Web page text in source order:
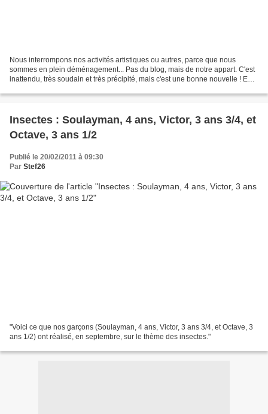
Nous interrompons nos activités artistiques ou autres, parce que nous
sommes en plein déménagement... Pas du blog, mais de notre appart. C'est
inattendu, très soudain et très précipité, mais c'est une bonne nouvelle ! En
Insectes : Soulayman, 4 ans, Victor, 3 ans 3/4, et
Octave, 3 ans 1/2
Publié le 20/02/2011 à 09:30
Par Stef26
"Voici ce que nos garçons (Soulayman, 4 ans, Victor, 3 ans 3/4, et Octave, 3
ans 1/2) ont réalisé, en septembre, sur le thème des insectes."